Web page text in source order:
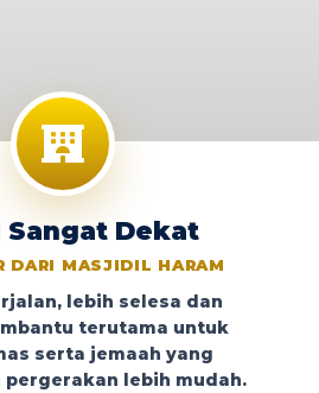
Sangat Dekat
DARI MASJIDIL HARAM
lebih selesa dan
terutama untuk
serta jemaah yang
pergerakan lebih mudah.